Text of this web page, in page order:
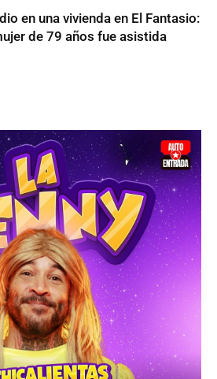
en una vivienda en El Fantasio:
de 79 años fue asistida